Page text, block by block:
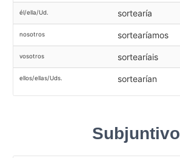
él/ella/Ud. sortearía
nosotros sortearíamos
vosotros sortearíais
ellos/ellas/Uds. sortearían
Subjuntivo